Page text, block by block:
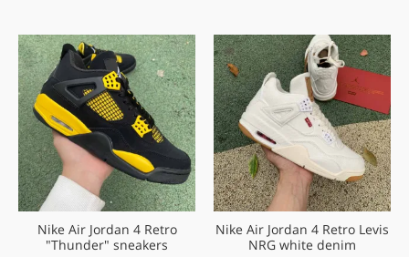
Nike Air Jordan 4 Retro Levis
NRG white denim
Nike Air Jordan 4 Retro
"Thunder" sneakers